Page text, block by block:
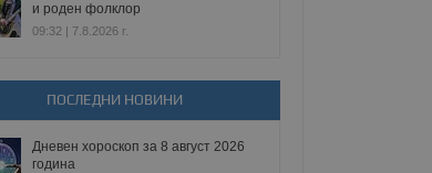
и роден фолклор
09:32 | 7.8.2026 г.
ПОСЛЕДНИ НОВИНИ
Дневен хороскоп за 8 август 2026
година